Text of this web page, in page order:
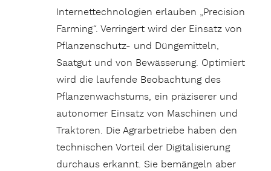
Internettechnologien erlauben „Precision
Farming“. Verringert wird der Einsatz von
Pflanzenschutz- und Düngemitteln,
Saatgut und von Bewässerung. Optimiert
wird die laufende Beobachtung des
Pflanzenwachstums, ein präziserer und
autonomer Einsatz von Maschinen und
Traktoren. Die Agrarbetriebe haben den
technischen Vorteil der Digitalisierung
durchaus erkannt. Sie bemängeln aber